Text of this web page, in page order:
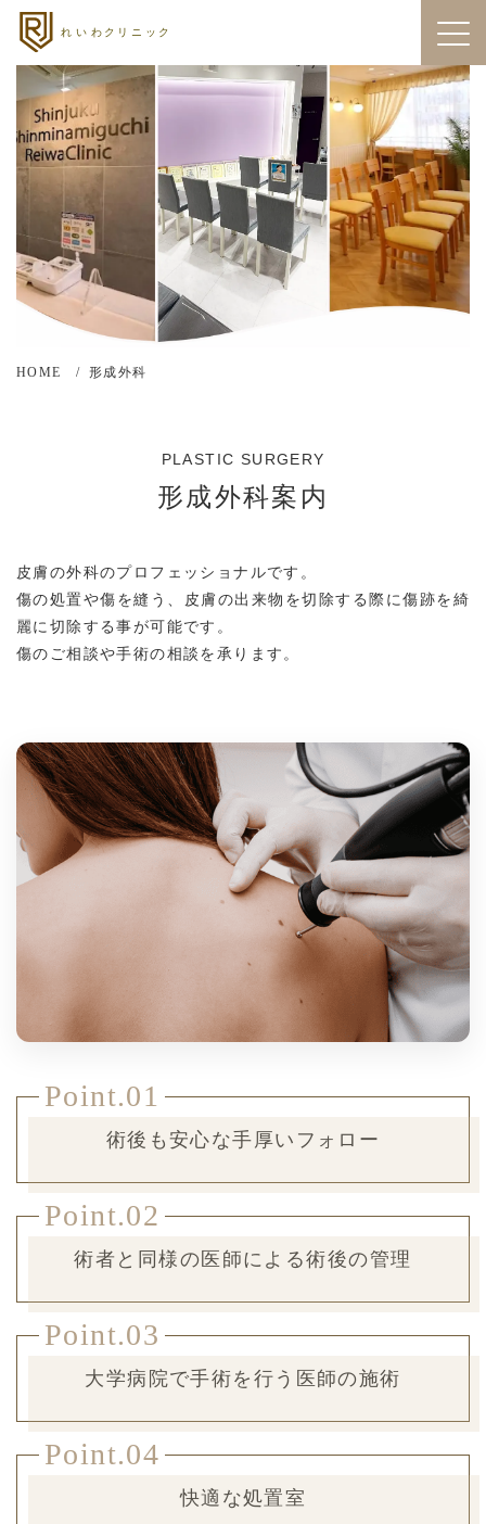
HOME 形成外科
PLASTIC SURGERY
形成外科案内
皮膚の外科のプロフェッショナルです。
傷の処置や傷を縫う、皮膚の出来物を切除する際に傷跡を綺
麗に切除する事が可能です。
傷のご相談や手術の相談を承ります。
Point.01
術後も安心な手厚いフォロー
Point.02
術者と同様の医師による術後の管理
Point.03
大学病院で手術を行う医師の施術
Point.04
快適な処置室